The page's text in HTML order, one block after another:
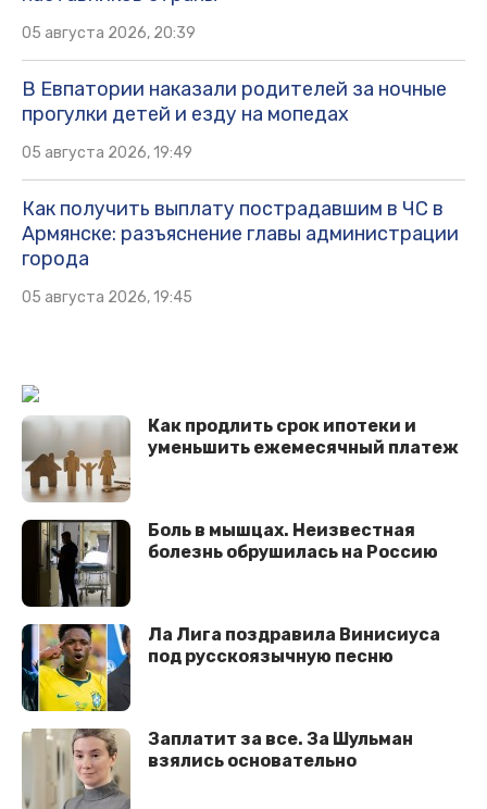
05 августа 2026, 20:39
В Евпатории наказали родителей за ночные
прогулки детей и езду на мопедах
05 августа 2026, 19:49
Как получить выплату пострадавшим в ЧС в
Армянске: разъяснение главы администрации
города
05 августа 2026, 19:45
Как продлить срок ипотеки и
уменьшить ежемесячный платеж
Боль в мышцах. Неизвестная
болезнь обрушилась на Россию
Ла Лига поздравила Винисиуса
под русскоязычную песню
Заплатит за все. За Шульман
взялись основательно